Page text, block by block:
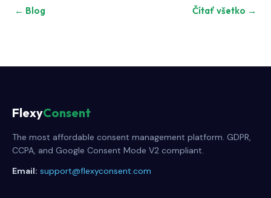
← Blog Čítať všetko →
FlexyConsent
The most affordable consent management platform. GDPR,
CCPA, and Google Consent Mode V2 compliant.
Email: support@flexyconsent.com